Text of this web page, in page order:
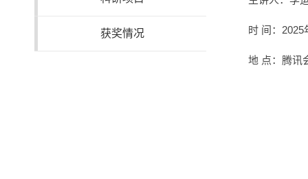
获奖情况 时 间：2025
地 点：腾讯